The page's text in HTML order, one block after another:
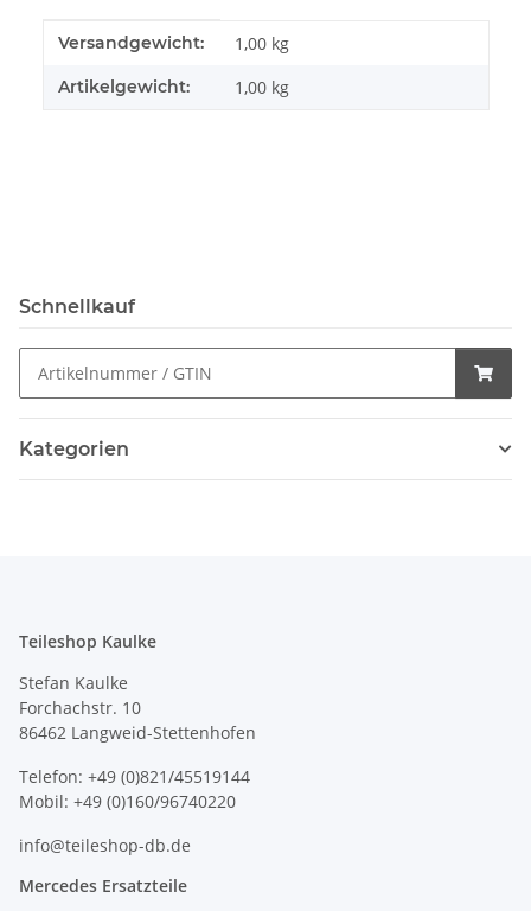
Produkteigenschaft
Wert
Versandgewicht: 1,00 kg
Artikelgewicht: 1,00 kg
Schnellkauf
Kategorien
Teileshop Kaulke
Stefan Kaulke
Forchachstr. 10
86462 Langweid-Stettenhofen
Telefon: +49 (0)821/45519144
Mobil: +49 (0)160/96740220
info@teileshop-db.de
Mercedes Ersatzteile